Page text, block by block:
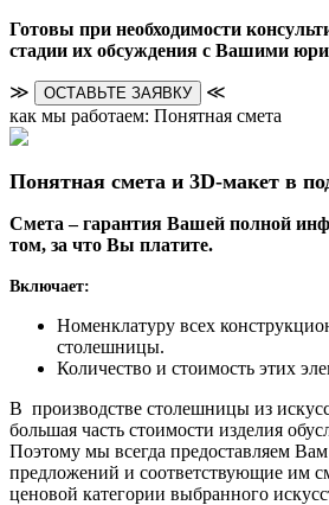
Готовы при необходимости
стадии их обсуждения с Вашими
≫ ОСТАВЬТЕ ЗАЯВКУ
≪
как мы работаем: Понятная смета
Понятная смета и 3D-макет в
Смета – гарантия Вашей полной
том, за что Вы платите.
Включает:
Номенклатуру всех
столешницы.
Количество и стоимость этих
В производстве столешницы из
большая часть стоимости изделия
Поэтому мы всегда предоставляем
предложений и соответствующие им
ценовой категории выбранного